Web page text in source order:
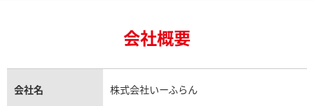
24金買取
金貨買取
貴金属買取
エメラルド買取
トパーズ買取
タンザナイト買取
ロレックス サブマリーナー買取
ロレックス エクスプローラー買取
ロレックス デイトジャスト買取
パテック フィリップノーチラス買取
シャネル マトラッセ買取
ヴァンクリーフ＆アーペル買取
ショーメ買取
会社概要
会社名 株式会社いーふらん